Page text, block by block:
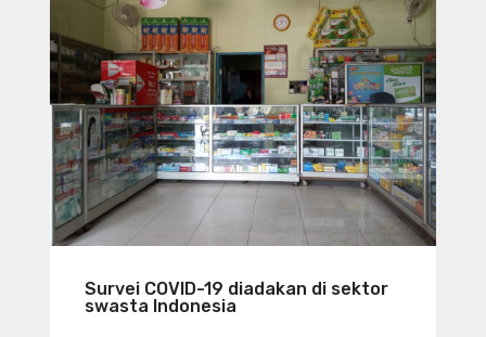
Survei COVID-19 diadakan di sektor
swasta Indonesia